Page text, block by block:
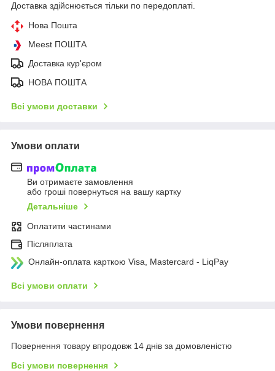
Доставка здійснюється тільки по передоплаті.
Нова Пошта
Meest ПОШТА
Доставка кур'єром
НОВА ПОШТА
Всі умови доставки
Умови оплати
Ви отримаєте замовлення
або гроші повернуться на вашу картку
Детальніше
Оплатити частинами
Післяплата
Онлайн-оплата карткою Visa, Mastercard - LiqPay
Всі умови оплати
Умови повернення
Повернення товару впродовж 14 днів за домовленістю
Всі умови повернення